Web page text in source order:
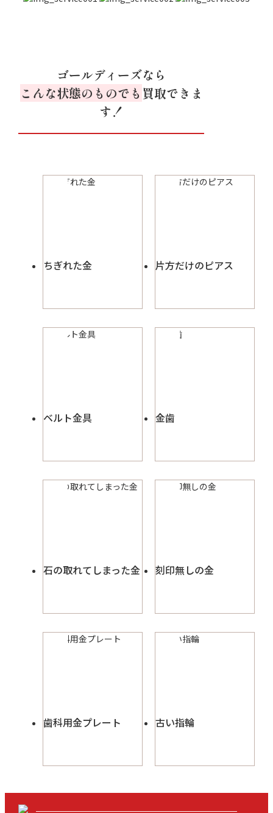
ゴールディーズなら
こんな状態のものでも 買取できま
す！
ちぎれた金 片方だけのピアス
ベルト金具 金歯
石の取れてしまった金 刻印無しの金
歯科用金プレート 古い指輪